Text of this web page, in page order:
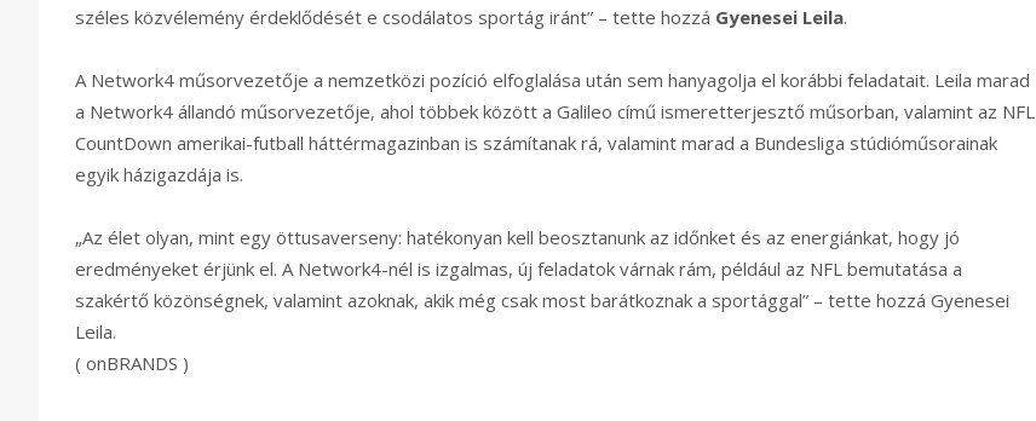
széles közvélemény érdeklődését e csodálatos sportág iránt” – tette hozzá Gyenesei Leila.
A Network4 műsorvezetője a nemzetközi pozíció elfoglalása után sem hanyagolja el korábbi feladatait. Leila marad
a Network4 állandó műsorvezetője, ahol többek között a Galileo című ismeretterjesztő műsorban, valamint az NFL
CountDown amerikai-futball háttérmagazinban is számítanak rá, valamint marad a Bundesliga stúdióműsorainak
egyik házigazdája is.
„Az élet olyan, mint egy öttusaverseny: hatékonyan kell beosztanunk az időnket és az energiánkat, hogy jó
eredményeket érjünk el. A Network4-nél is izgalmas, új feladatok várnak rám, például az NFL bemutatása a
szakértő közönségnek, valamint azoknak, akik még csak most barátkoznak a sportággal” – tette hozzá Gyenesei
Leila.
( onBRANDS )